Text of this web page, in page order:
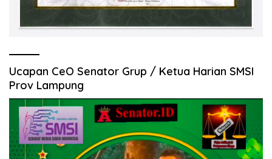
Ucapan CeO Senator Grup / Ketua Harian SMSI
Prov Lampung